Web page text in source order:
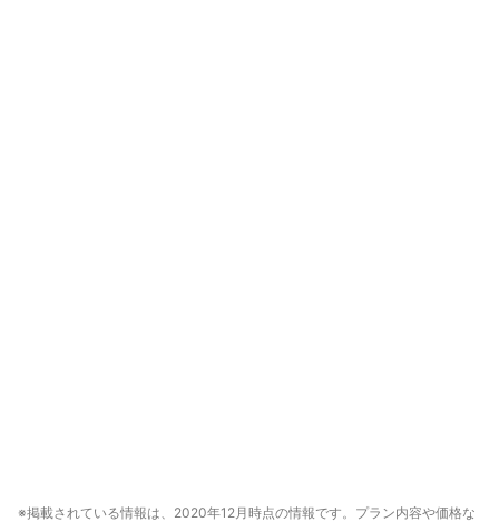
※掲載されている情報は、2020年12月時点の情報です。プラン内容や価格な